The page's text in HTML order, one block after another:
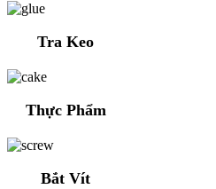
Tra Keo
Thực Phẩm
Bắt Vít